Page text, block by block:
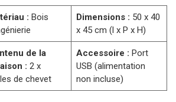
: Bois
Dimensions : 50 x 40
x 45 cm (l x P x H)
de la
: 2 x
de chevet
Accessoire : Port
USB (alimentation
non incluse)